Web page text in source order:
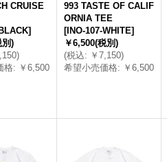
CRUISE
]
別)
)
格: ￥6,500
993 TASTE OF CALIF
ORNIA TEE
[INO-107-WHITE]
￥6,500(税別)
(税込: ￥7,150)
希望小売価格: ￥6,500